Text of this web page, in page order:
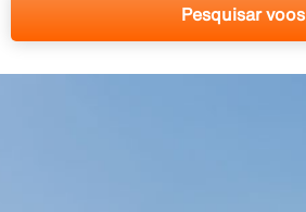
Pesquisar voos